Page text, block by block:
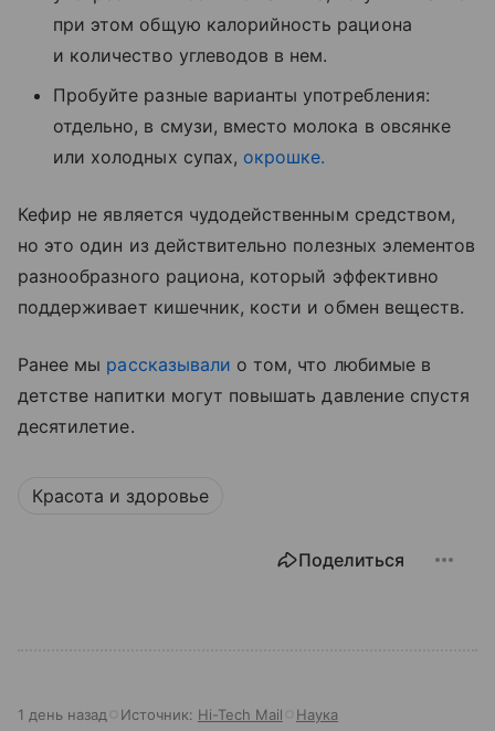
при этом общую калорийность рациона
и количество углеводов в нем.
Пробуйте разные варианты употребления:
отдельно, в смузи, вместо молока в овсянке
или холодных супах, окрошке.
Кефир не является чудодейственным средством,
но это один из действительно полезных элементов
разнообразного рациона, который эффективно
поддерживает кишечник, кости и обмен веществ.
Ранее мы рассказывали о том, что любимые в
детстве напитки могут повышать давление спустя
десятилетие.
Красота и здоровье
Поделиться
1 день назад Источник: Hi-Tech Mail Наука